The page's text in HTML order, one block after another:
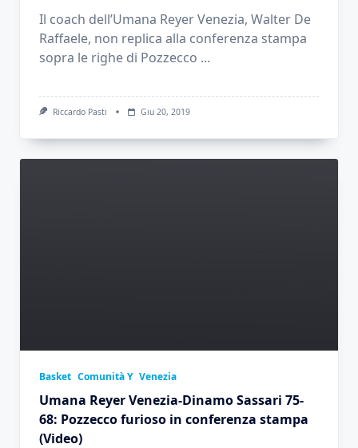
Il coach dell’Umana Reyer Venezia, Walter De
Raffaele, non replica alla conferenza stampa
sopra le righe di Pozzecco ...
Riccardo Pasti Giu 20, 2019
Basket Comunità Y Venezia
Umana Reyer Venezia-Dinamo Sassari 75-
68: Pozzecco furioso in conferenza stampa
(Video)